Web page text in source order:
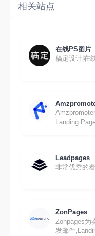
相关站点
在线PS图片
稿定设计|在
Landing
Leadpages
非常优秀的
ZonPages
Zonpages为
发邮件